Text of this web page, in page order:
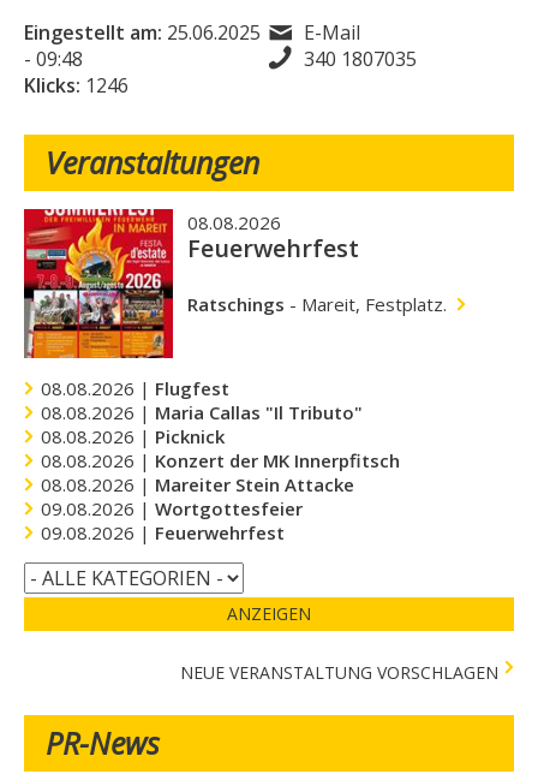
Eingestellt am: 25.06.2025
- 09:48
Klicks: 1246
E-Mail
340 1807035
Veranstaltungen
08.08.2026
Feuerwehrfest
Ratschings - Mareit, Festplatz.
08.08.2026 | Flugfest
08.08.2026 | Maria Callas "Il Tributo"
08.08.2026 | Picknick
08.08.2026 | Konzert der MK Innerpfitsch
08.08.2026 | Mareiter Stein Attacke
09.08.2026 | Wortgottesfeier
09.08.2026 | Feuerwehrfest
ANZEIGEN
NEUE VERANSTALTUNG VORSCHLAGEN
PR-News